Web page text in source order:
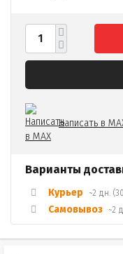
Написать в
Варианты
Курьер ~2 дн.
Самовывоз ~2